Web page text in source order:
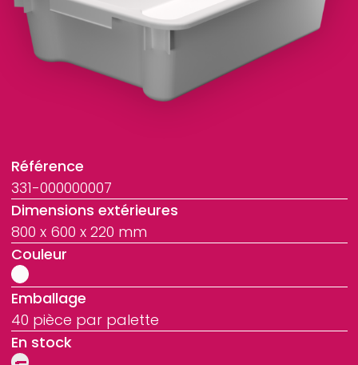
Référence
331-000000007
Dimensions extérieures
800 x 600 x 220 mm
Couleur
Emballage
40 pièce par palette
En stock